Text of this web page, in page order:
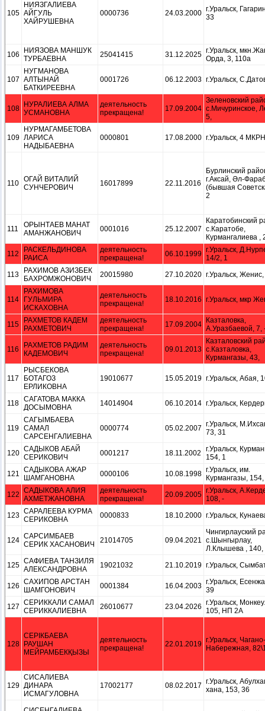
105
НИЯЗГАЛИЕВА
АЙГУЛЬ
ХАЙРУШЕВНА
0000736 24.03.2000 г.Уральск,
33
106
НИЯЗОВА МАНШУК
ТУРБАЕВНА
25041415 31.12.2025 г.Уральск,
Орда, 3, 110а
107
НУГМАНОВА
АЛТЫНАЙ
БАТКИРЕЕВНА
0001726 06.12.2003 г.Уральск,
108
НУРАЛИЕВА АЛМА
УСМАНОВНА
деятельность
прекращена!
17.09.2004
Зеленовский
с.Мичуринское,
5,
109
НУРМАГАМБЕТОВА
ЛАРИСА
НАДЫБАЕВНА
0000801 17.08.2000 г.Уральск, 4
110 ОГАЙ ВИТАЛИЙ
СУНЧЕРОВИЧ
16017899 22.11.2016
Бурлинский
г.Аксай, Әл-
(бывшая
2
111
ОРЫНТАЕВ МАНАТ
АМАНЖАНОВИЧ
0001016 25.12.2007
Каратобинский
с.Каратобе,
Курмангалиева ,
112
РАСКЕЛЬДИНОВА
РАИСА
деятельность
прекращена!
06.10.1999 г.Уральск,
14/2, 1
113
РАХИМОВ АЗИЗБЕК
БАХРОМЖОНОВИЧ
20015980 27.10.2020 г.Уральск,
114
РАХИМОВА
ГУЛЬМИРА
ИСКАХОВНА
деятельность
прекращена!
18.10.2016 г.Уральск, мкр
115
РАХМЕТОВ КАДЕМ
РАХМЕТОВИЧ
деятельность
прекращена!
17.09.2004
Казталовка,
А.Уразбаевой, 7,
116
РАХМЕТОВ РАДИМ
КАДЕМОВИЧ
деятельность
прекращена!
09.01.2013
Казталовский
с.Казталовка,
Курмангазы, 43,
117
РЫСБЕКОВА
БОТАГОЗ
ЕРЛИКОВНА
19010677 15.05.2019 г.Уральск, Абая,
118 САГАТОВА МАККА
ДОСЫМОВНА
14014904 06.10.2014 г.Уральск,
119
САГЫМБАЕВА
САМАЛ
САРСЕНГАЛИЕВНА
0000774 05.02.2007 г.Уральск,
73, 31
120 САДЫКОВ АБАЙ
СЕРИКОВИЧ
0001217 18.11.2002
г.Уральск,
154, 1
121 САДЫКОВА АЖАР
ШАМГАНОВНА
0000106 10.08.1998 г.Уральск, им.
Курмангазы,
122 САДЫКОВА АЛИЯ
АХМЕТЖАНОВНА
деятельность
прекращена!
20.09.2005 г.Уральск,
108, -
123 САРАЛЕЕВА КУРМА
СЕРИКОВНА
0000833 18.10.2000 г.Уральск,
124 САРСИМБАЕВ
СЕРИК ХАСАНОВИЧ
21014705 09.04.2021
Чингирлауский
с.Шынгырлау,
Л.Клышева , 140,
125 САФИЕВА ТАНЗИЛЯ
АЛЕКСАНДРОВНА
19021032 21.10.2019 г.Уральск,
126 САХИПОВ АРСТАН
ШАМГОНОВИЧ
0001384 16.04.2003 г.Уральск,
39
127 СЕРИККАЛИ САМАЛ
СЕРИККАЛИЕВНА
26010677 23.04.2026 г.Уральск,
105, НП 2А
128
СЕРІКБАЕВА
РАУШАН
МЕЙРАМБЕКҚЫЗЫ
деятельность
прекращена!
22.01.2019 г.Уральск, Чагано-
Набережная,
129
СИСАЛИЕВА
ДИНАРА
ИСМАГУЛОВНА
17002177 08.02.2017 г.Уральск,
хана, 153, 36